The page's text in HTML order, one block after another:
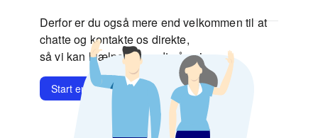
Derfor er du også mere end velkommen til at
chatte og kontakte os direkte,
så vi kan hjælpe dig godt på vej.
Start en chat Kontakt os